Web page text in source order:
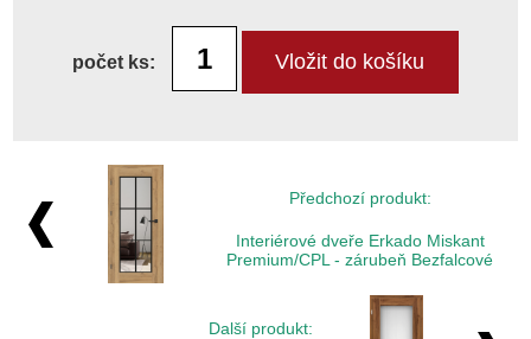
počet ks:
Předchozí produkt:
Interiérové dveře Erkado Miskant
Premium/CPL - zárubeň Bezfalcové
Další produkt: